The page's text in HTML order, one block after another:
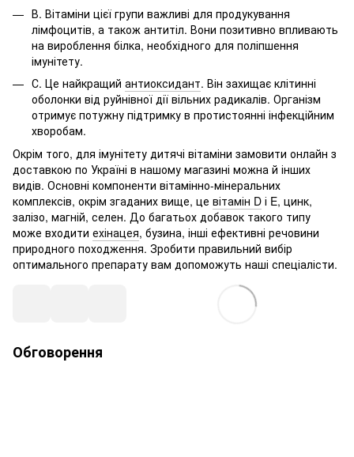
В. Вітаміни цієї групи важливі для продукування
лімфоцитів, а також антитіл. Вони позитивно впливають
на вироблення білка, необхідного для поліпшення
імунітету.
С. Це найкращий антиоксидант. Він захищає клітинні
оболонки від руйнівної дії вільних радикалів. Організм
отримує потужну підтримку в протистоянні інфекційним
хворобам.
Окрім того, для імунітету дитячі вітаміни замовити онлайн з
доставкою по Україні в нашому магазині можна й інших
видів. Основні компоненти вітамінно-мінеральних
комплексів, окрім згаданих вище, це вітамін D і E, цинк,
залізо, магній, селен. До багатьох добавок такого типу
може входити ехінацея, бузина, інші ефективні речовини
природного походження. Зробити правильний вибір
оптимального препарату вам допоможуть наші спеціалісти.
Обговорення